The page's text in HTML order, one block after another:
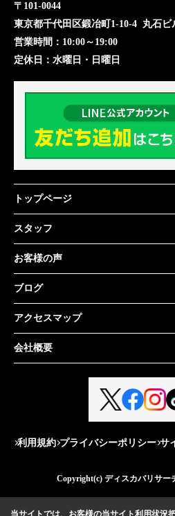
〒101-0044
東京都千代田区鍛冶町1-10-4 丸石ビ
営業時間： 10:00～19:00
定休日： 水曜日・日曜日
トップページ
スタッフ
お客様の声
ブログ
アクセスマップ
会社概要
利用規約 プライバシーポリシー サ
Copyright(c) ディスカバリサー
当サイトでは、お客様の当サイト利用状況